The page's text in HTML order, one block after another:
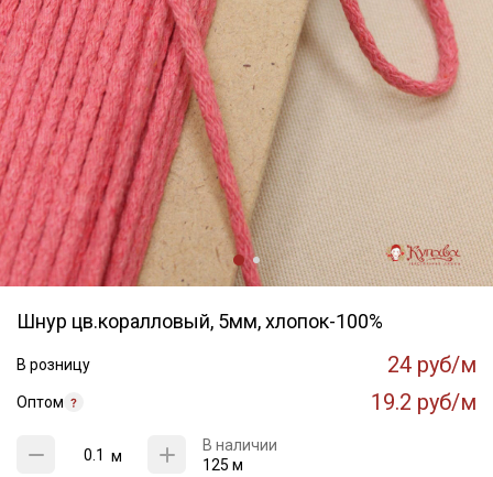
Шнур цв.коралловый, 5мм, хлопок-100%
В розницу 24 руб/м
Оптом 19.2 руб/м
м
В наличии
125 м